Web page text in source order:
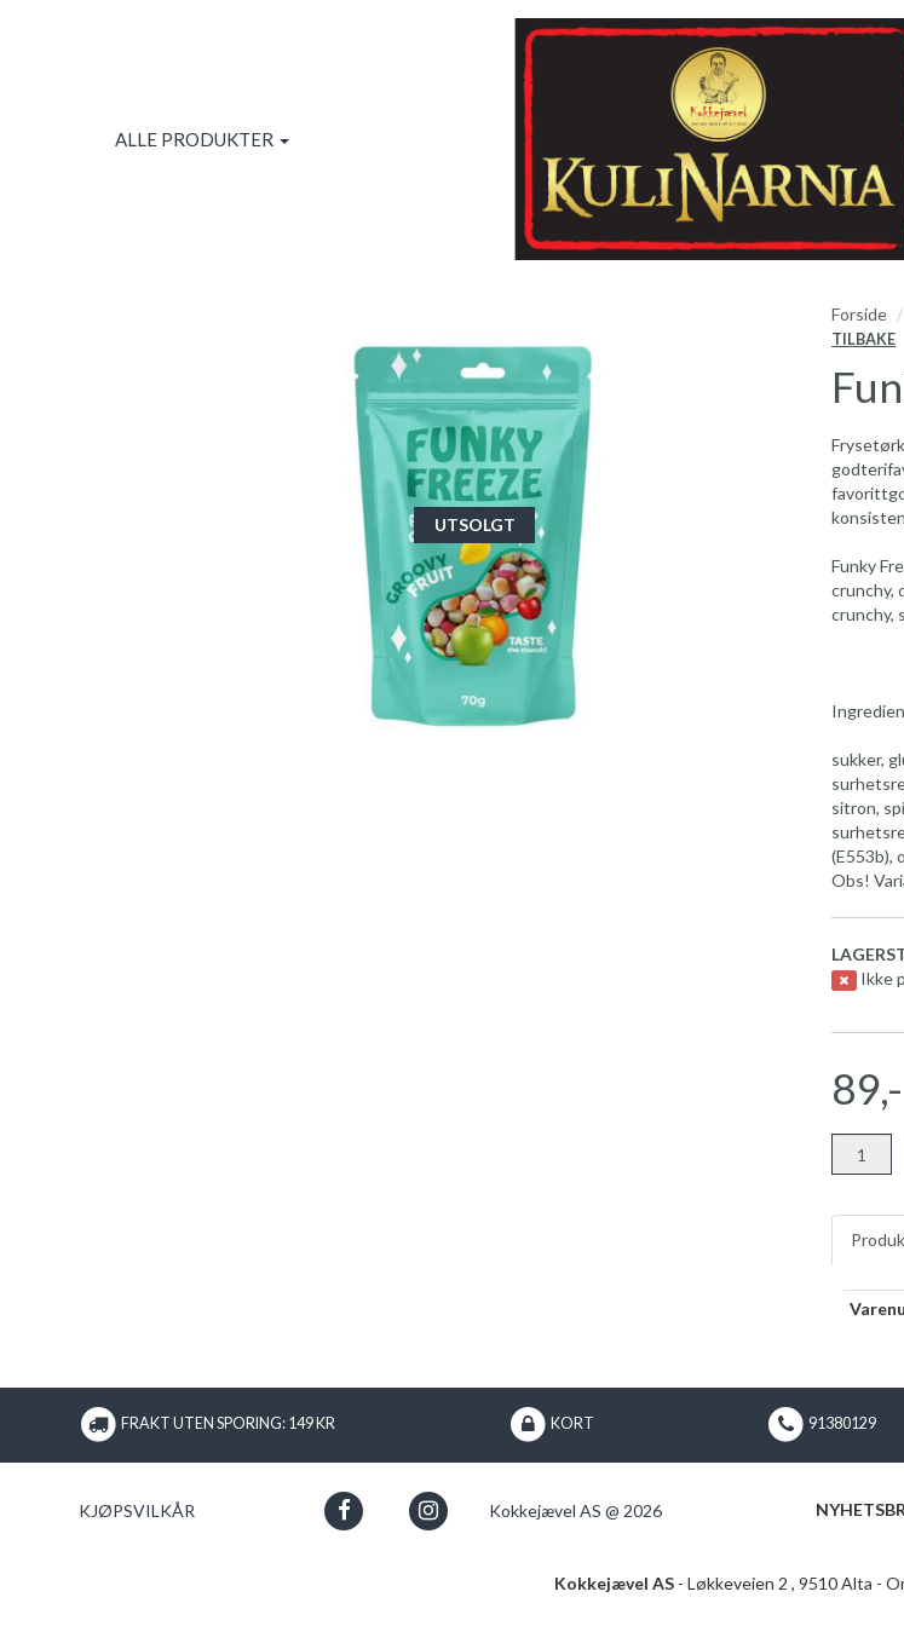
ALLE PRODUKTER
UTSOLGT
Forside
TILBAKE
Funky
crunchy,
crunchy,
sukker,
sitron,
(E553b),
Obs!
Ikke
89,-
FRAKT UTEN SPORING: 149 KR KORT 91380129
KJØPSVILKÅR Kokkejævel AS @ 2026
Kokkejævel AS- Løkkeveien 2 , 9510 Alta -